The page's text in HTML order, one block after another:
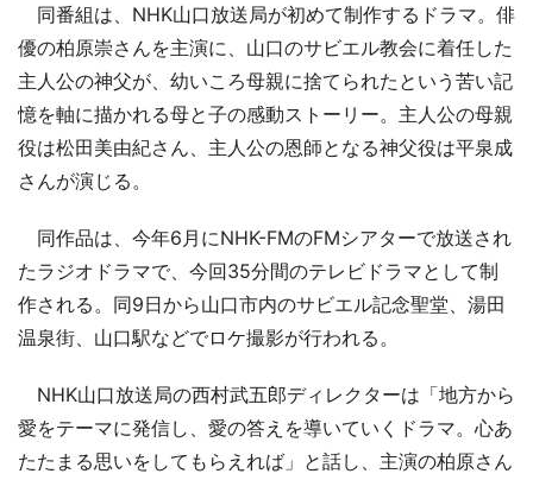
同番組は、NHK山口放送局が初めて制作するドラマ。俳
優の柏原崇さんを主演に、山口のサビエル教会に着任した
主人公の神父が、幼いころ母親に捨てられたという苦い記
憶を軸に描かれる母と子の感動ストーリー。主人公の母親
役は松田美由紀さん、主人公の恩師となる神父役は平泉成
さんが演じる。
同作品は、今年6月にNHK-FMのFMシアターで放送され
たラジオドラマで、今回35分間のテレビドラマとして制
作される。同9日から山口市内のサビエル記念聖堂、湯田
温泉街、山口駅などでロケ撮影が行われる。
NHK山口放送局の西村武五郎ディレクターは「地方から
愛をテーマに発信し、愛の答えを導いていくドラマ。心あ
たたまる思いをしてもらえれば」と話し、主演の柏原さん